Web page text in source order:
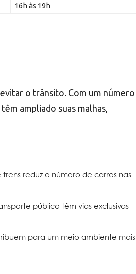
16h às 19h
o trânsito. Com um número
ampliado suas malhas,
trens reduz o número de carros nas
público têm vias exclusivas
para um meio ambiente mais